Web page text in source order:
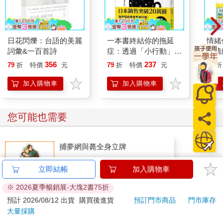
日花閃爍：台語的美麗
詞彙&一百首詩
79 折 特價 356 元
加入購物車
一本書終結你的拖延
症：透過「小行動」打
開大腦的行動開關，懶
的37個科學方法
79 折 特價 237 元
加入購物車
情
把
誰
79 折
您可能也需要
捕夢網與薨全身立牌
特價 270 元
加入購物車
立即結帳 加入購物車
※ 2026夏季暢銷展-大塊2書75折
預計 2026/08/12 出貨
購買後進貨 預訂門市商品
門市庫存
大量採購